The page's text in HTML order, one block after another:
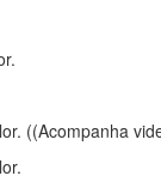
((Acompanha